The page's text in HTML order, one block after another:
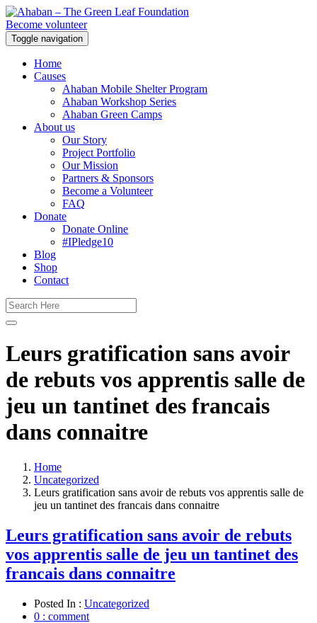
Become volunteer
Toggle navigation
Home
Causes
Ahaban Mobile Shelter Program
Ahaban Workshop Series
Ahaban Green Camps
About us
Our Story
Project Portfolio
Our Mission
Partners & Sponsors
Become a Volunteer
FAQ
Donate
Donate Online
#IPledge10
Blog
Shop
Contact
Leurs gratification sans avoir
de rebuts vos apprentis salle de
jeu un tantinet des francais
dans connaitre
Home
Uncategorized
Leurs gratification sans avoir de rebuts vos apprentis salle de
jeu un tantinet des francais dans connaitre
Leurs gratification sans avoir de rebuts
vos apprentis salle de jeu un tantinet des
francais dans connaitre
Posted In : Uncategorized
0 : comment